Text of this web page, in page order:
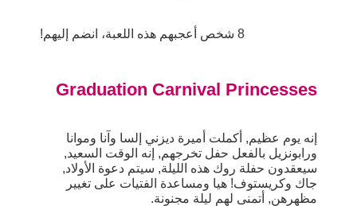
8 شخص أعجبهم هذه اللعبة، انضم إليهم!
Graduation Carnival Princesses
إنه يوم عظيم, أكملت أميرة ديزني إلسا وآنا وموانا
ورابونزيل بالفعل حفل تخرجهم, إنه الوقت السعيد,
سيعقدون حفلة روك هذه الليلة, سيتم دعوة الأولاد,
جاك وكريستوف! هيا ومساعدة الفتيات على تغيير
مظهرهن, أتمنى لهم ليلة مجنونة.